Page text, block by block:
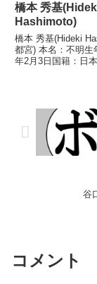
橋本 秀基
Hashimoto)
橋本 秀基(Hideki
都宮) 本名：不明生
年2月3日国籍：日
東日本スー...
谷
コメント